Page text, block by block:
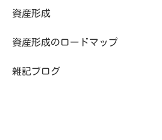
資産形成
資産形成のロードマップ
雑記ブログ